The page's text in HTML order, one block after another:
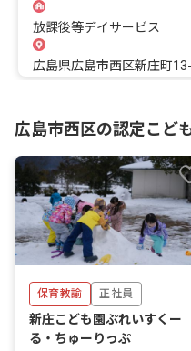
放課後等デイサービス
広島県広島市西区新庄町
広島市西区の認定こど
保育教諭 正社員
新庄こども園ぷれいすくー
る・ちゅーりっぷ